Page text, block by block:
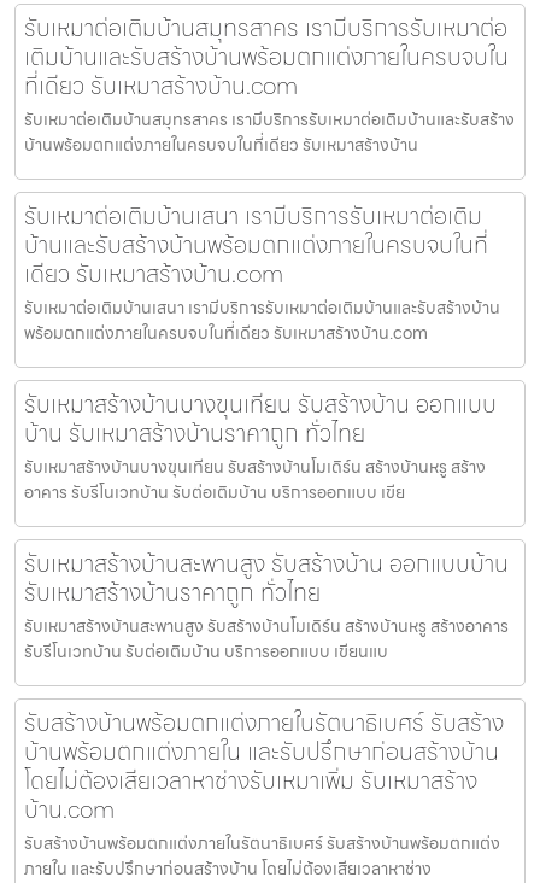
รับเหมาต่อเติมบ้านสมุทรสาคร เรามีบริการรับเหมาต่อ
เติมบ้านและรับสร้างบ้านพร้อมตกแต่งภายในครบจบใน
ที่เดียว รับเหมาสร้างบ้าน.com
รับเหมาต่อเติมบ้านสมุทรสาคร เรามีบริการรับเหมาต่อเติมบ้านและรับสร้าง
บ้านพร้อมตกแต่งภายในครบจบในที่เดียว รับเหมาสร้างบ้าน
รับเหมาต่อเติมบ้านเสนา เรามีบริการรับเหมาต่อเติม
บ้านและรับสร้างบ้านพร้อมตกแต่งภายในครบจบในที่
เดียว รับเหมาสร้างบ้าน.com
รับเหมาต่อเติมบ้านเสนา เรามีบริการรับเหมาต่อเติมบ้านและรับสร้างบ้าน
พร้อมตกแต่งภายในครบจบในที่เดียว รับเหมาสร้างบ้าน.com
รับเหมาสร้างบ้านบางขุนเทียน รับสร้างบ้าน ออกแบบ
บ้าน รับเหมาสร้างบ้านราคาถูก ทั่วไทย
รับเหมาสร้างบ้านบางขุนเทียน รับสร้างบ้านโมเดิร์น สร้างบ้านหรู สร้าง
อาคาร รับรีโนเวทบ้าน รับต่อเติมบ้าน บริการออกแบบ เขีย
รับเหมาสร้างบ้านสะพานสูง รับสร้างบ้าน ออกแบบบ้าน
รับเหมาสร้างบ้านราคาถูก ทั่วไทย
รับเหมาสร้างบ้านสะพานสูง รับสร้างบ้านโมเดิร์น สร้างบ้านหรู สร้างอาคาร
รับรีโนเวทบ้าน รับต่อเติมบ้าน บริการออกแบบ เขียนแบ
รับสร้างบ้านพร้อมตกแต่งภายในรัตนาธิเบศร์ รับสร้าง
บ้านพร้อมตกแต่งภายใน และรับปรึกษาก่อนสร้างบ้าน
โดยไม่ต้องเสียเวลาหาช่างรับเหมาเพิ่ม รับเหมาสร้าง
บ้าน.com
รับสร้างบ้านพร้อมตกแต่งภายในรัตนาธิเบศร์ รับสร้างบ้านพร้อมตกแต่ง
ภายใน และรับปรึกษาก่อนสร้างบ้าน โดยไม่ต้องเสียเวลาหาช่าง